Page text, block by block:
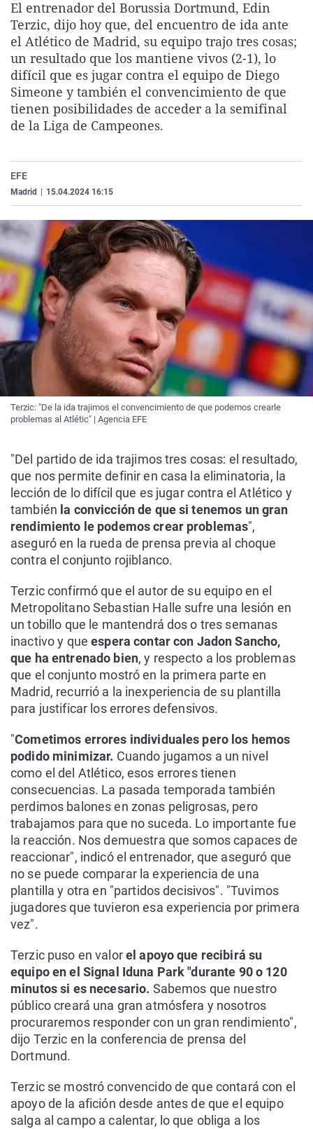
La rosa de los vientos
Gente viajera
Como el perro y el
Caso
Retornados
Equipo de
Operación Viuda
Extremadura
Galicia
La Rioja
Navarra
País Vasco
Virales
Televisión
Elecciones
El entrenador del Borussia Dortmund, Edin
Terzic, dijo hoy que, del encuentro de ida ante
el Atlético de Madrid, su equipo trajo tres cosas;
un resultado que los mantiene vivos (2-1), lo
difícil que es jugar contra el equipo de Diego
Simeone y también el convencimiento de que
tienen posibilidades de acceder a la semifinal
de la Liga de Campeones.
EFE
Madrid 15.04.2024 16:15
Terzic: "De la ida trajimos el convencimiento de que podemos crearle
problemas al Atlétic" | Agencia EFE
"Del partido de ida trajimos tres cosas: el resultado,
que nos permite definir en casa la eliminatoria, la
lección de lo difícil que es jugar contra el Atlético y
también la convicción de que si tenemos un gran
rendimiento le podemos crear problemas",
aseguró en la rueda de prensa previa al choque
contra el conjunto rojiblanco.
Terzic confirmó que el autor de su equipo en el
Metropolitano Sebastian Halle sufre una lesión en
un tobillo que le mantendrá dos o tres semanas
inactivo y que espera contar con Jadon Sancho,
que ha entrenado bien, y respecto a los problemas
que el conjunto mostró en la primera parte en
Madrid, recurrió a la inexperiencia de su plantilla
para justificar los errores defensivos.
"Cometimos errores individuales pero los hemos
podido minimizar. Cuando jugamos a un nivel
como el del Atlético, esos errores tienen
consecuencias. La pasada temporada también
perdimos balones en zonas peligrosas, pero
trabajamos para que no suceda. Lo importante fue
la reacción. Nos demuestra que somos capaces de
reaccionar", indicó el entrenador, que aseguró que
no se puede comparar la experiencia de una
plantilla y otra en "partidos decisivos". "Tuvimos
jugadores que tuvieron esa experiencia por primera
vez".
Terzic puso en valorel apoyo que recibirá su
equipo en el Signal Iduna Park "durante 90 o 120
minutos si es necesario. Sabemos que nuestro
público creará una gran atmósfera y nosotros
procuraremos responder con un gran rendimiento",
dijo Terzic en la conferencia de prensa del
Dortmund.
Terzic se mostró convencido de que contará con el
apoyo de la afición desde antes de que el equipo
salga al campo a calentar, lo que obliga a los